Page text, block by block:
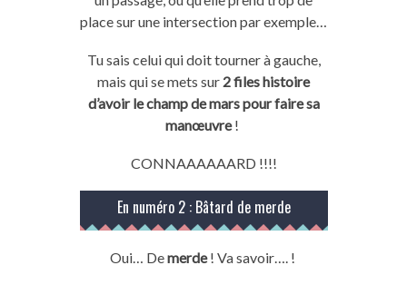
place sur une intersectionpar exemple…
Tu sais celui qui doit tourner à gauche,
mais qui se mets sur 2 files histoire
d’avoir le champ de mars pour faire sa
manœuvre!
CONNAAAAAARD !!!!
En numéro 2 : Bâtard de merde
Oui… Demerde! Va savoir….!